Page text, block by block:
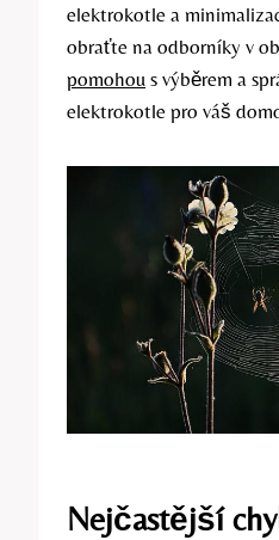
elektrokotle a
obraťte na odborníky v
pomohou s výběrem a
elektrokotle pro váš
Nejčastější